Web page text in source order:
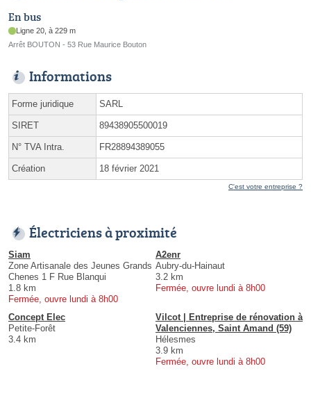
En bus
Ligne 20, à 229 m
Arrêt BOUTON - 53 Rue Maurice Bouton
Informations
Forme juridique SARL
SIRET 89438905500019
N° TVA Intra. FR28894389055
Création 18 février 2021
C'est votre entreprise ?
Électriciens à proximité
Siam
Zone Artisanale des Jeunes Grands
Chenes 1 F Rue Blanqui
1.8 km
Fermée, ouvre lundi à 8h00
A2enr
Aubry-du-Hainaut
3.2 km
Fermée, ouvre lundi à 8h00
Concept Elec
Petite-Forêt
3.4 km
Vilcot | Entreprise de rénovation à
Valenciennes, Saint Amand (59)
Hélesmes
3.9 km
Fermée, ouvre lundi à 8h00